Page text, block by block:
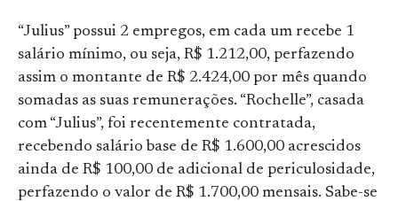
“Julius” possui 2 empregos, em cada um recebe 1
salário mínimo, ou seja, R$ 1.212,00, perfazendo
assim o montante de R$ 2.424,00 por mês quando
somadas as suas remunerações. “Rochelle”, casada
com “Julius”, foi recentemente contratada,
recebendo salário base de R$ 1.600,00 acrescidos
ainda de R$ 100,00 de adicional de periculosidade,
perfazendo o valor de R$ 1.700,00 mensais. Sabe-se